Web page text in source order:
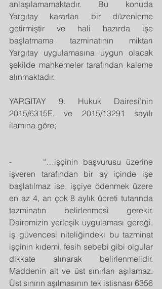
anlaşılamamaktadır. Bu konuda
Yargıtay kararları bir düzenleme
getirmiştir ve hali hazırda işe
başlatmama tazminatının miktarı
Yargıtay uygulamasına uygun olacak
şekilde mahkemeler tarafından kaleme
alınmaktadır.
YARGITAY 9. Hukuk Dairesi’nin
2015/6315E. ve 2015/13291 sayılı
ilamına göre;
-      “…işçinin başvurusu üzerine
işveren tarafından bir ay içinde işe
başlatılmaz ise, işçiye ödenmek üzere
en az 4, an çok 8 aylık ücreti tutarında
tazminatın belirlenmesi gerekir.
Dairemizin yerleşik uygulaması gereği,
iş güvencesi niteliğindeki bu tazminat
işçinin kıdemi, fesih sebebi gibi olgular
dikkate alınarak belirlenmelidir.
Maddenin alt ve üst sınırları aşılamaz.
Üst sınırın aşılmasının tek istisnası 6356